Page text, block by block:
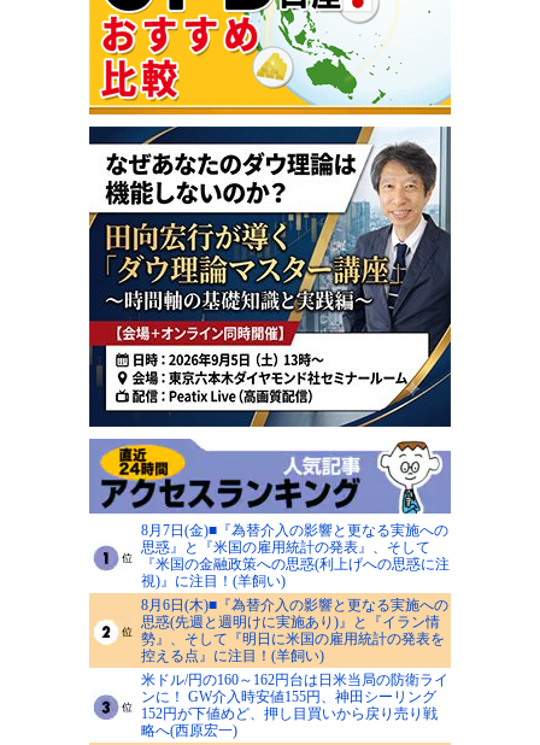
8月7日(金)■『為替介入の影響と更なる実施への
思惑』と『米国の雇用統計の発表』、そして
『米国の金融政策への思惑(利上げへの思惑に注
視)』に注目！(羊飼い)
8月6日(木)■『為替介入の影響と更なる実施への
思惑(先週と週明けに実施あり)』と『イラン情
勢』、そして『明日に米国の雇用統計の発表を
控える点』に注目！(羊飼い)
米ドル/円の160～162円台は日米当局の防衛ライ
ンに！ GW介入時安値155円、神田シーリング
152円が下値めど、押し目買いから戻り売り戦
略へ(西原宏一)